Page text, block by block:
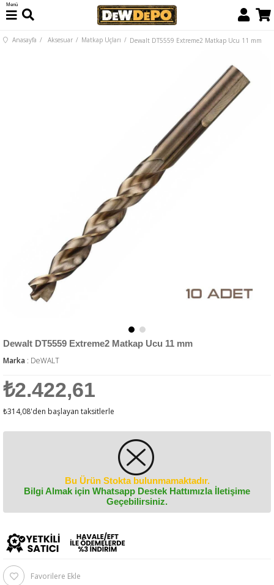
Menü
Anasayfa Aksesuar Matkap Uçları Dewalt DT5559 Extreme2 Matkap Ucu 11 mm
Dewalt DT5559 Extreme2 Matkap Ucu 11 mm
Marka : DeWALT
₺2.422,61
₺314,08'den başlayan taksitlerle
Bu Ürün Stokta bulunmamaktadır.
Bilgi Almak için Whatsapp Destek Hattımızla İletişime
Geçebilirsiniz.
Favorilere Ekle